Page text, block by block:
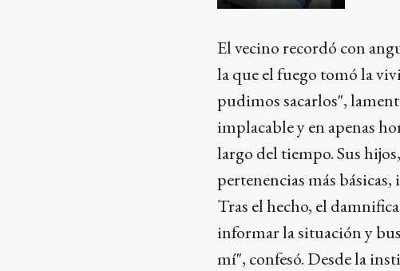
El vecino recordó con
la que el fuego tomó la
pudimos sacarlos",
implacable y en apenas
largo del tiempo. Sus
pertenencias más
Tras el hecho, el
informar la situación y
mí", confesó. Desde la